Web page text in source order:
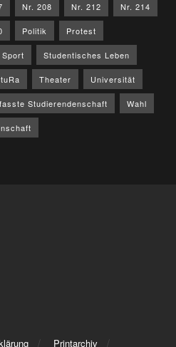
Nr. 208 Nr. 212 Nr. 214
Politik Protest
Sport Studentisches Leben
Theater Universität
Studierendenschaft Wahl
Printarchiv